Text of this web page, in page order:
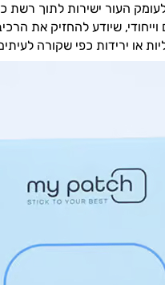
לעומק העור ישירות לתוך
שיודע להחזיק את
או ירידות כפי שקורה